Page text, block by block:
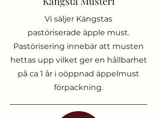
Vi säljer Kängstas
pastöriserade äpple must.
Pastörisering innebär att musten
hettas upp vilket ger en hållbarhet
på ca 1 år i oöppnad äppelmust
förpackning.